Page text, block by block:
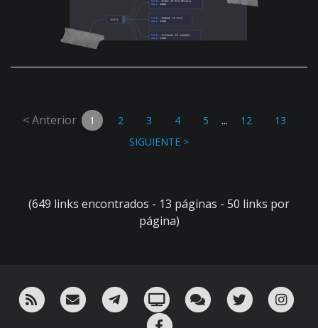
< Anterior 1 2 3 4 5 ... 12
13
SIGUIENTE >
(649 links encontrados - 13 páginas - 50 links por
página)
RSS ¡Mándame un email!¡Nuestro canal en Telegram!
Oink! TV Charla con nosotros
Twitter